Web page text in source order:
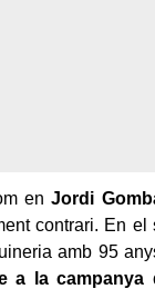
enJordi
contrari. En el
amb 95
a la campanya